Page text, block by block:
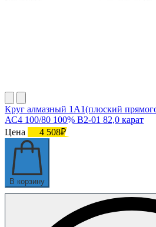
Круг алмазный 1А1(плоский
АС4 100/80 100% В2-01 82,0 карат
Цена
4 508₽
В корзину